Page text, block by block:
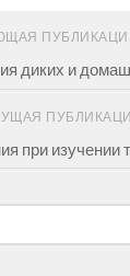
диких и
при изучении